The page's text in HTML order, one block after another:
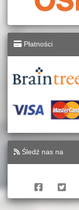
Płatności
Śledź nas na